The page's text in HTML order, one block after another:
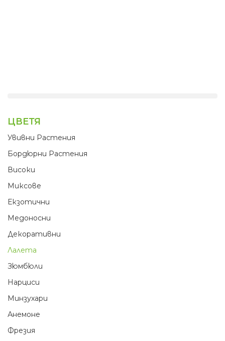
ЦВЕТЯ
Увивни Растения
Бордюрни Растения
Високи
Миксове
Екзотични
Медоносни
Декоративни
Лалета
Зюмбюли
Нарциси
Минзухари
Анемоне
Фрезия